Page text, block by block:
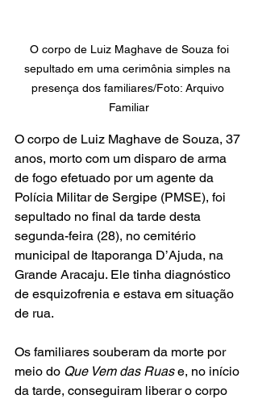
O corpo de Luiz Maghave de Souza foi
sepultado em uma cerimônia simples na
presença dos familiares/Foto: Arquivo
Familiar
O corpo de Luiz Maghave de Souza, 37
anos, morto com um disparo de arma
de fogo efetuado por um agente da
Polícia Militar de Sergipe (PMSE), foi
sepultado no final da tarde desta
segunda-feira (28), no cemitério
municipal de Itaporanga D’Ajuda, na
Grande Aracaju. Ele tinha diagnóstico
de esquizofrenia e estava em situação
de rua.
Os familiares souberam da morte por
meio do Que Vem das Ruas e, no início
da tarde, conseguiram liberar o corpo